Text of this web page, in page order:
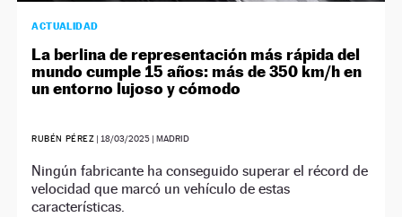
ACTUALIDAD
La berlina de representación más rápida del
mundo cumple 15 años: más de 350 km/h en
un entorno lujoso y cómodo
RUBÉN PÉREZ | 18/03/2025 | MADRID
Ningún fabricante ha conseguido superar el récord de
velocidad que marcó un vehículo de estas
características.